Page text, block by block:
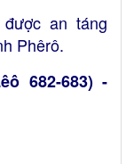
an táng
Phêrô.
682-683) -